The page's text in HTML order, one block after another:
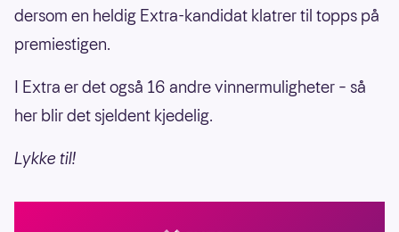
dersom en heldig Extra-kandidat klatrer til topps på
premiestigen.
I Extra er det også 16 andre vinnermuligheter – så
her blir det sjeldent kjedelig.
Lykke til!